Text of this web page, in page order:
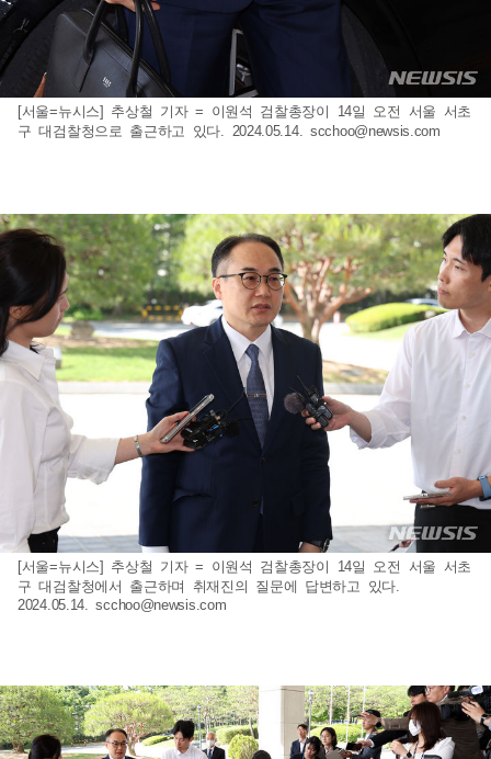
[서울=뉴시스] 추상철 기자 = 이원석 검찰총장이 14일 오전 서울 서초
구 대검찰청으로 출근하고 있다. 2024.05.14. scchoo@newsis.com
[서울=뉴시스] 추상철 기자 = 이원석 검찰총장이 14일 오전 서울 서초
구 대검찰청에서 출근하며 취재진의 질문에 답변하고 있다.
2024.05.14.scchoo@newsis.com